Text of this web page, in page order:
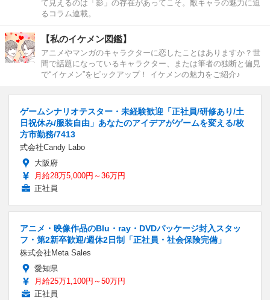
て見えるのは「影」の存在があってこそ。敵キャラの魅力に迫
るコラム連載。
【私のイケメン図鑑】
アニメやマンガのキャラクターに恋したことはありますか？世
間で話題になっているキャラクター、または筆者の独断と偏見
で“イケメン”をピックアップ！ イケメンの魅力をご紹介♪
ゲームシナリオテスター・未経験歓迎「正社員/研修あり/土
日祝休み/服装自由」あなたのアイデアがゲームを変える/枚
方市勤務/7413
式会社Candy Labo
大阪府
月給28万5,000円～36万円
正社員
アニメ・映像作品のBlu・ray・DVDパッケージ封入スタッ
フ・第2新卒歓迎/週休2日制「正社員・社会保険完備」
株式会社Meta Sales
愛知県
月給25万1,100円～50万円
正社員